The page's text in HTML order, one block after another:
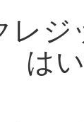
レ
は